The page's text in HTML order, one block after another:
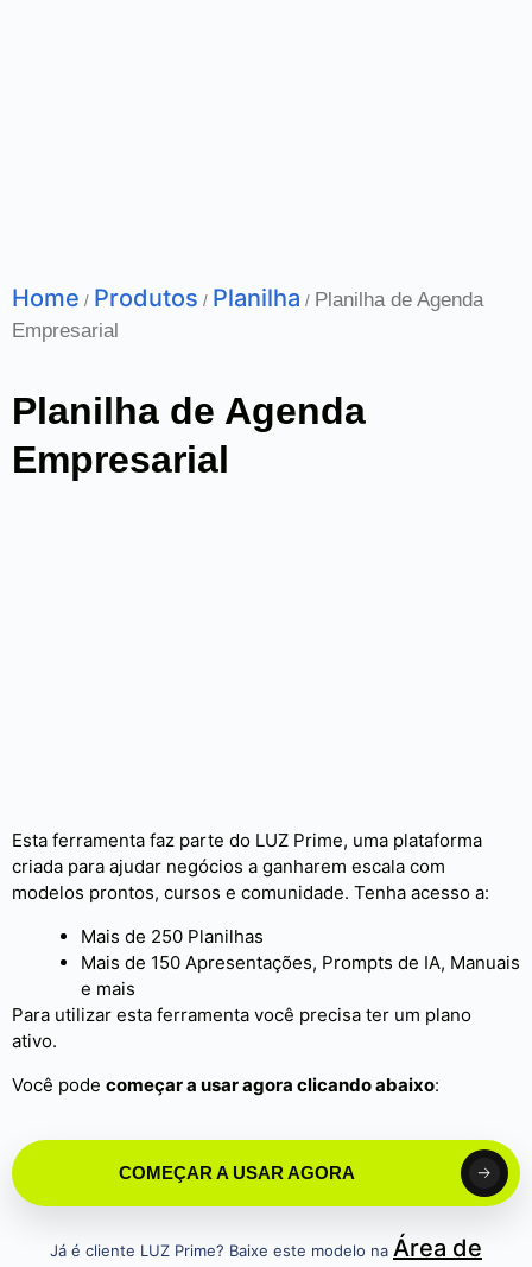
Home / Produtos / Planilha / Planilha de Agenda
Empresarial
Planilha de Agenda
Empresarial
Esta ferramenta faz parte do LUZ Prime, uma plataforma
criada para ajudar negócios a ganharem escala com
modelos prontos, cursos e comunidade. Tenha acesso a:
Mais de 250 Planilhas
Mais de 150 Apresentações, Prompts de IA, Manuais
e mais
Para utilizar esta ferramenta você precisa ter um plano
ativo.
Você pode começar a usar agora clicando abaixo:
COMEÇAR A USAR AGORA
Já é cliente LUZ Prime? Baixe este modelo na Área de